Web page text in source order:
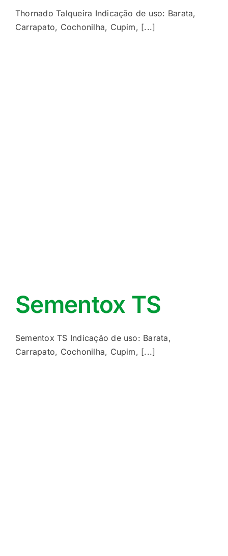
Thornado Talqueira Indicação de uso: Barata,
Carrapato, Cochonilha, Cupim, [...]
Sementox TS
Sementox TS Indicação de uso: Barata,
Carrapato, Cochonilha, Cupim, [...]